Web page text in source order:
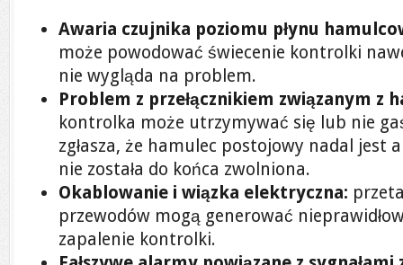
Awaria czujnika poziomu płynu
może powodować świecenie kontrolki
nie wygląda na problem.
Problem z przełącznikiem związanym z
kontrolka może utrzymywać się lub nie
zgłasza, że hamulec postojowy nadal jest
nie została do końca zwolniona.
Okablowanie i wiązka elektryczna:
przewodów mogą generować
zapalenie kontrolki.